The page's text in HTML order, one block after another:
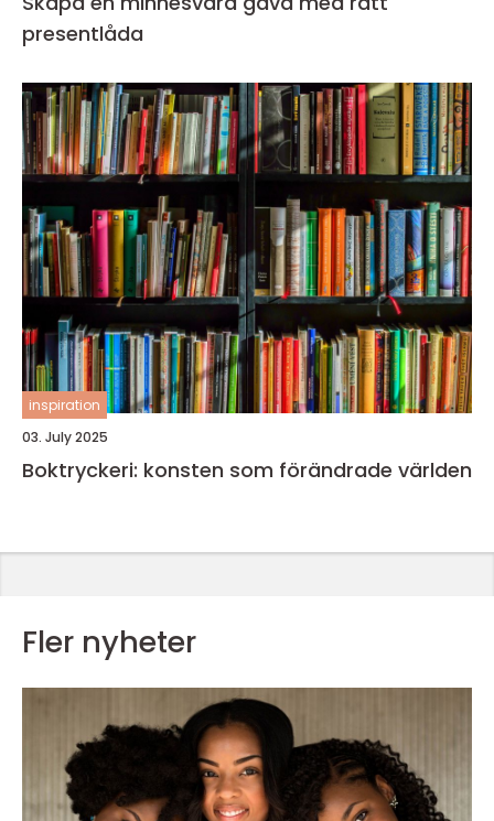
presentlåda
inspiration
03. July 2025
Boktryckeri: konsten som förändrade världen
Fler nyheter